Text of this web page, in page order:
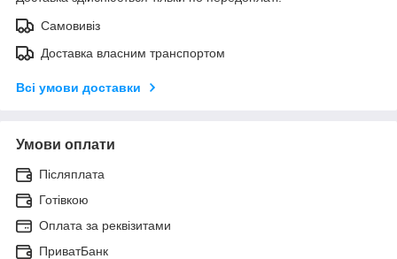
Самовивіз
Доставка власним транспортом
Всі умови доставки
Умови оплати
Післяплата
Готівкою
Оплата за реквізитами
ПриватБанк